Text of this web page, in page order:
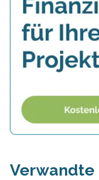
Verwandte